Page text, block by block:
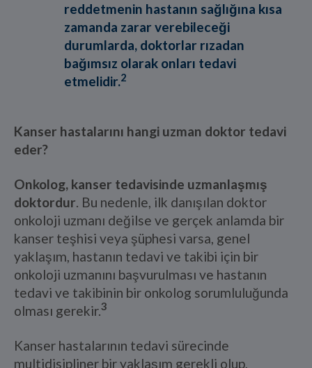
reddetmenin hastanın sağlığına kısa
zamanda zarar verebileceği
durumlarda, doktorlar rızadan
bağımsız olarak onları tedavi
etmelidir.2
Kanser hastalarını hangi uzman doktor tedavi
eder?
Onkolog, kanser tedavisinde uzmanlaşmış
doktordur. Bu nedenle, ilk danışılan doktor
onkoloji uzmanı değilse ve gerçek anlamda bir
kanser teşhisi veya şüphesi varsa, genel
yaklaşım, hastanın tedavi ve takibi için bir
onkoloji uzmanını başvurulması ve hastanın
tedavi ve takibinin bir onkolog sorumluluğunda
olması gerekir.3
Kanser hastalarının tedavi sürecinde
multidisipliner bir yaklaşım gerekli olup,